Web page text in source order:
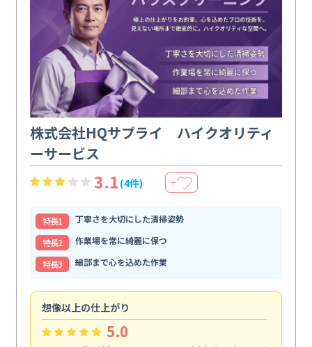
株式会社HQサプライ ハイクオリティ
ーサービス
3.1 (4件) ＋
特⻑1
丁寧さを大切にした清掃姿勢
特⻑2
作業場を常に綺麗に保つ
特⻑3
細部まで心を込めた作業
想像以上の仕上がり
5.0